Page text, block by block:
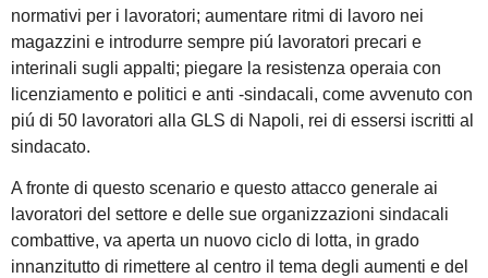
normativi per i lavoratori; aumentare ritmi di lavoro nei
magazzini e introdurre sempre piú lavoratori precari e
interinali sugli appalti; piegare la resistenza operaia con
licenziamento e politici e anti -sindacali, come avvenuto con
piú di 50 lavoratori alla GLS di Napoli, rei di essersi iscritti al
sindacato.
A fronte di questo scenario e questo attacco generale ai
lavoratori del settore e delle sue organizzazioni sindacali
combattive, va aperta un nuovo ciclo di lotta, in grado
innanzitutto di rimettere al centro il tema degli aumenti e del